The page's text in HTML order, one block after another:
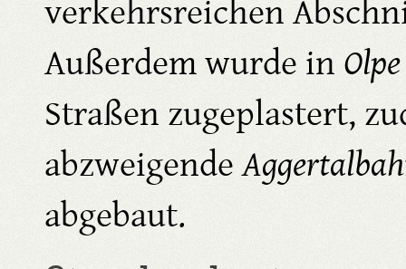
verkehrsreichen
Außerdem wurde inOlpe
Straßen zugeplastert,
abzweigende
abgebaut.